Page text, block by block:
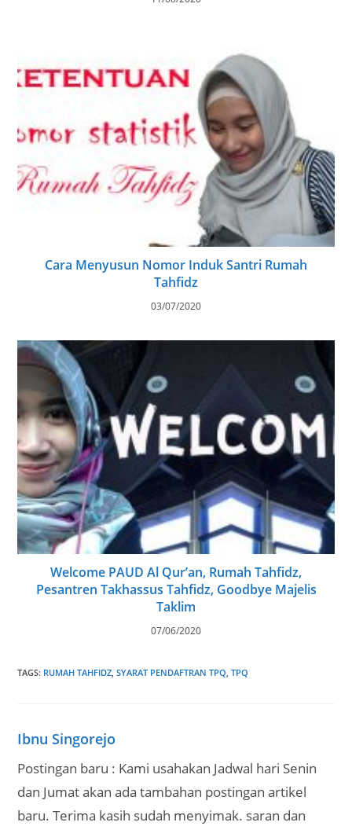
Cara Menyusun Nomor Induk Santri Rumah
Tahfidz
03/07/2020
Welcome PAUD Al Qur’an, Rumah Tahfidz,
Pesantren Takhassus Tahfidz, Goodbye Majelis
Taklim
07/06/2020
TAGS: RUMAH TAHFIDZ, SYARAT PENDAFTRAN TPQ, TPQ
Ibnu Singorejo
Postingan baru : Kami usahakan Jadwal hari Senin
dan Jumat akan ada tambahan postingan artikel
baru. Terima kasih sudah menyimak. saran dan